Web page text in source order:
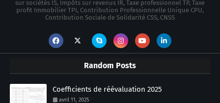
sur sociétés IS, Impôts sur revenus IR, Taxe professionnel TP, Taxe
profit Immobilier TPI, Contribution Professionnelle Unique CPU,
Contribution Sociale de Solidarité CSS, CNSS
Random Posts
Coefficients de réévaluation 2025
avril 11, 2025